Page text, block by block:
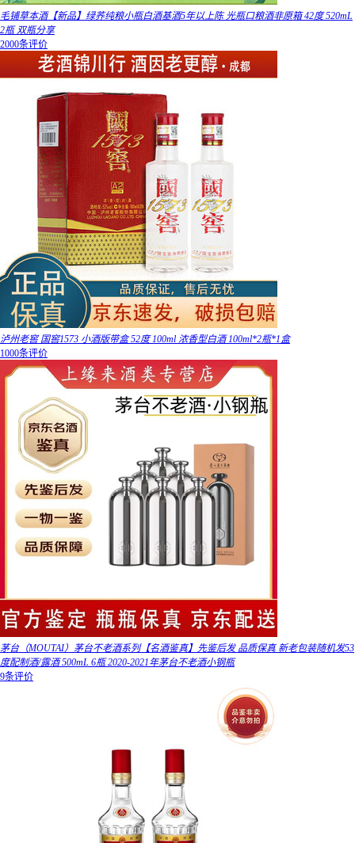
毛铺草本酒【新品】绿荞纯粮小瓶白酒基酒5年以上陈 光瓶口粮酒非原箱 42度 520mL
2瓶 双瓶分享
2000条评价
泸州老窖 国窖1573 小酒版带盒 52度 100ml 浓香型白酒 100ml*2瓶*1盒
1000条评价
茅台（MOUTAI）茅台不老酒系列【名酒鉴真】先鉴后发 品质保真 新老包装随机发53
度配制酒/露酒 500mL 6瓶 2020-2021年茅台不老酒小钢瓶
9条评价